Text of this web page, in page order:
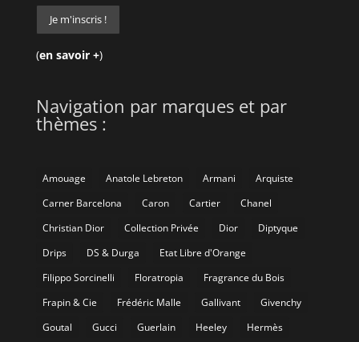
(en savoir +)
Navigation par marques et par
thèmes :
Amouage Anatole Lebreton Armani
Arquiste
Carner Barcelona
Caron Cartier
Chanel
Christian Dior
Collection Privée Dior
Diptyque
Drips
DS & Durga
Etat Libre d'Orange
Filippo Sorcinelli
Floratropia
Fragrance du Bois
Frapin & Cie
Frédéric Malle Gallivant
Givenchy
Goutal
Gucci Guerlain Heeley
Hermès